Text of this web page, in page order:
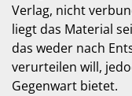
Verlag, nicht
liegt das Material
das weder nach
verurteilen will,
Gegenwart bietet.